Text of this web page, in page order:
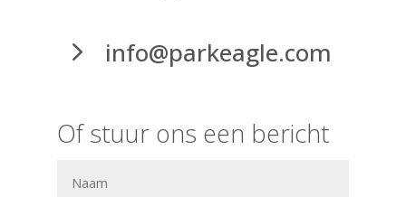
info@parkeagle.com
Of stuur ons een bericht